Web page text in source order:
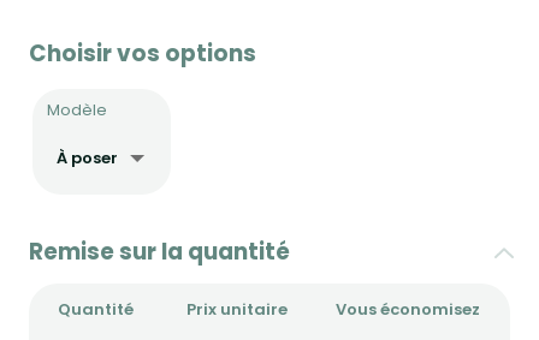
Choisir vos options
Modèle
Remise sur la quantité
Quantité Prix unitaire
Vous économisez